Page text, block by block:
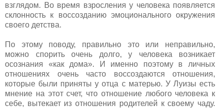
взглядом. Во время взросления у человека появляется
склонность к воссозданию эмоционального окружения
своего детства.
По этому поводу, правильно это или неправильно,
можно спорить очень долго, у человека возникает
осознания «как дома». И именно поэтому в личных
отношениях очень часто воссоздаются отношения,
которые были приняты у отца с матерью. У Луизы есть
мнение на этот счет, что отношение любого человека к
себе, вытекает из отношения родителей к своему чаду.